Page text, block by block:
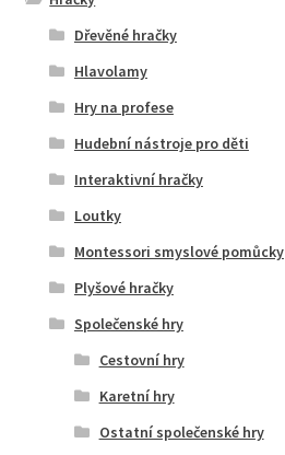
Dřevěné hračky
Hlavolamy
Hry na profese
Hudební nástroje pro děti
Interaktivní hračky
Loutky
Montessori smyslové pomůcky
Plyšové hračky
Společenské hry
Cestovní hry
Karetní hry
Ostatní společenské hry